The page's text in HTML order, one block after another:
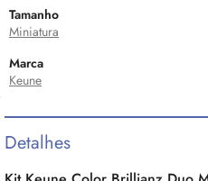
Tamanho
Miniatura
Marca
Keune
Detalhes